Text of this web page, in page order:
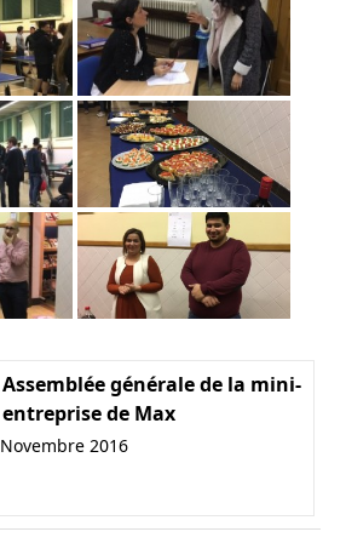
Assemblée générale de la mini-
entreprise de Max
Novembre 2016